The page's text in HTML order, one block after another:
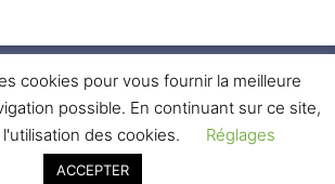
CGV Sitemap
cookies pour vous fournir la meilleure
possible. En continuant sur ce site,
des cookies.
Réglages
ACCEPTER